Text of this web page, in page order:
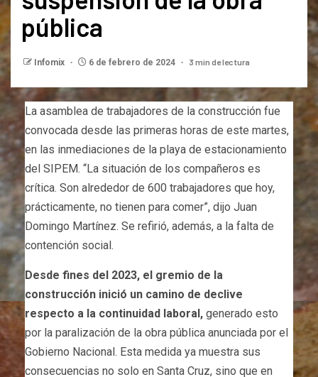
pública
Infomix 6 de febrero de 2024 3 min de lectura
La asamblea de trabajadores de la construcción fue
convocada desde las primeras horas de este martes,
en las inmediaciones de la playa de estacionamiento
del SIPEM. “La situación de los compañeros es
crítica. Son alrededor de 600 trabajadores que hoy,
prácticamente, no tienen para comer”, dijo Juan
Domingo Martínez. Se refirió, además, a la falta de
contención social.
Desde fines del 2023, el gremio de la
construcción inició un camino de declive
respecto a la continuidad laboral, generado esto
por la paralización de la obra pública anunciada por el
Gobierno Nacional. Esta medida ya muestra sus
consecuencias no solo en Santa Cruz, sino que en